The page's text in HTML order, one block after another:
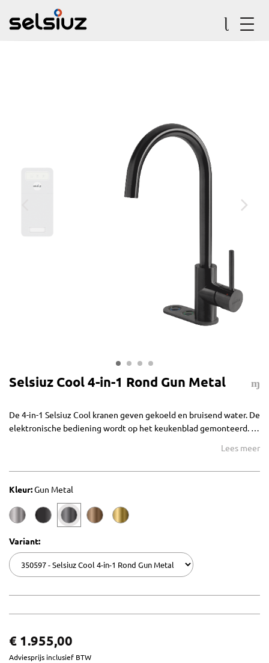
Selsiuz Cool 4-in-1 Rond Gun Metal
De 4-in-1 Selsiuz Cool kranen geven gekoeld en bruisend water. De
elektronische bediening wordt op het keukenblad gemonteerd. Er
en bruisend water, en een rechter hendel voor koud en warm
Lees meer
Kleur:Gun Metal
Variant:
€ 1.955,00
Adviesprijs inclusief BTW